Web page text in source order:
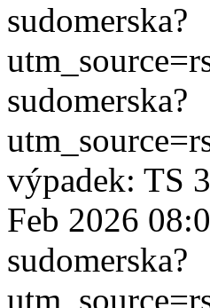
sudomerska?
sudomerska?
výpadek: TS
Feb 2026
sudomerska?